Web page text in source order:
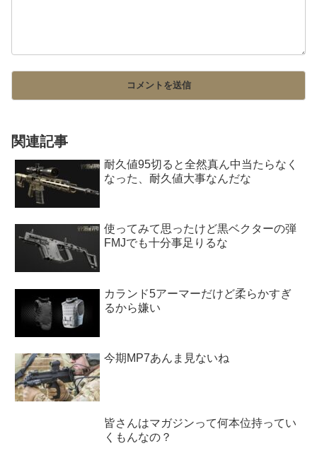
関連記事
耐久値95切ると全然真ん中当たらなく
なった、耐久値大事なんだな
使ってみて思ったけど黒ベクターの弾
FMJでも十分事足りるな
カランド5アーマーだけど柔らかすぎ
るから嫌い
今期MP7あんま見ないね
皆さんはマガジンって何本位持ってい
くもんなの？